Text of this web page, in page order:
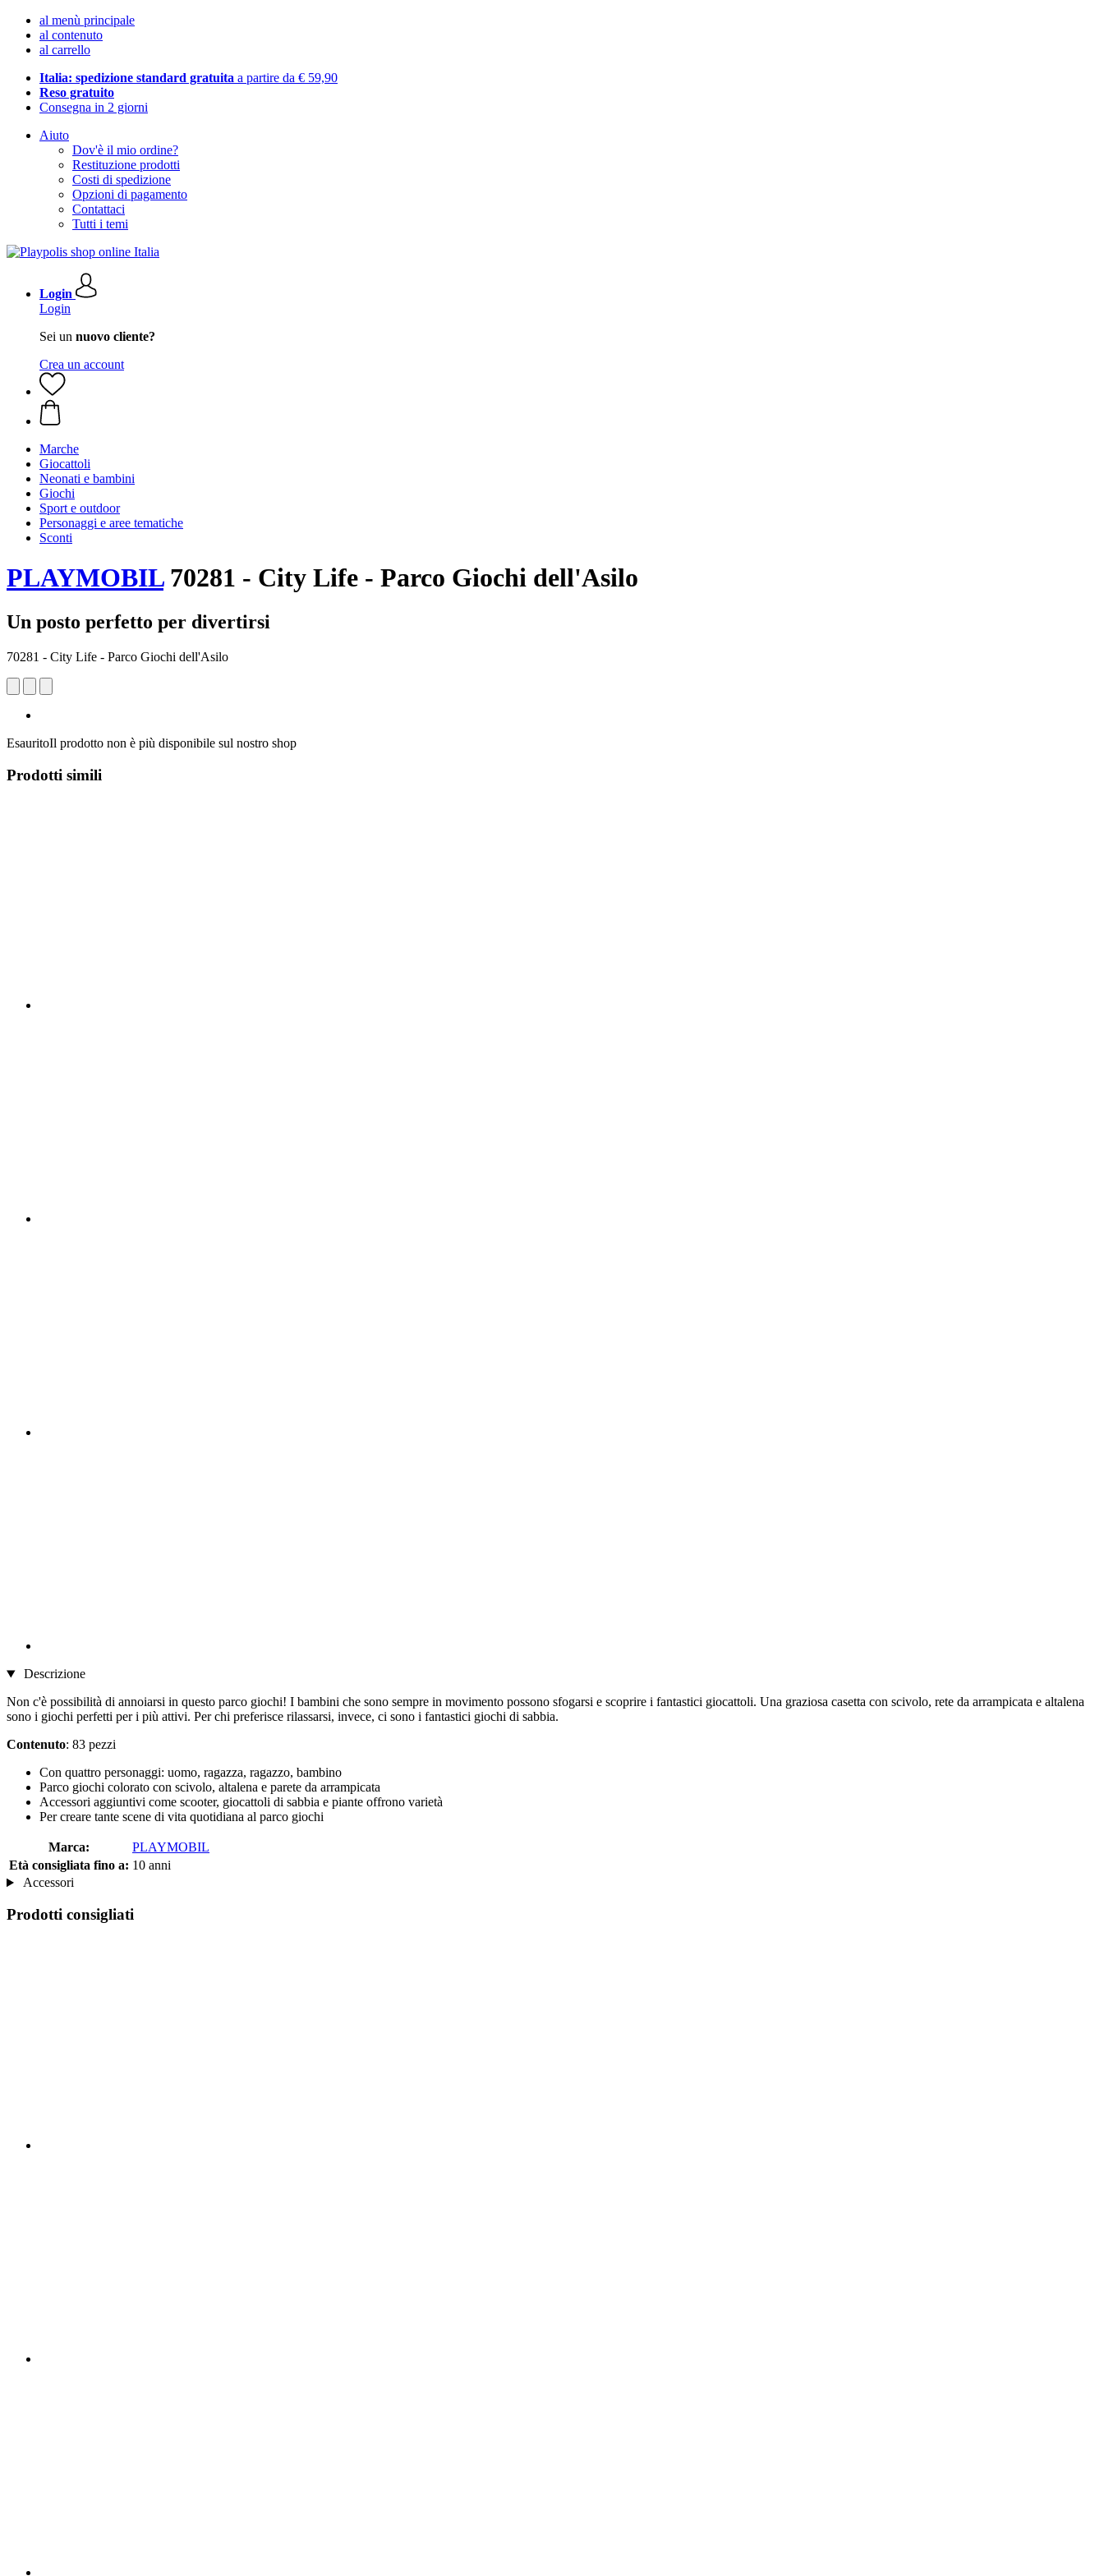
al menù principale
al contenuto
al carrello
Italia: spedizione standard gratuita a partire da € 59,90
Reso gratuito
Consegna in 2 giorni
Aiuto
Dov'è il mio ordine?
Restituzione prodotti
Costi di spedizione
Opzioni di pagamento
Contattaci
Tutti i temi
Login
Login
Sei un nuovo cliente?
Crea un account
Marche
Giocattoli
Neonati e bambini
Giochi
Sport e outdoor
Personaggi e aree tematiche
Sconti
PLAYMOBIL70281 - City Life - Parco Giochi dell'Asilo
Un posto perfetto per divertirsi
70281 - City Life - Parco Giochi dell'Asilo
EsauritoIl prodotto non è più disponibile sul nostro shop
Prodotti simili
Descrizione
Non c'è possibilità di annoiarsi in questo parco giochi! I bambini che sono sempre in movimento possono sfogarsi e scoprire i fantastici giocattoli. Una graziosa casetta con scivolo, rete da arrampicata e altalena
sono i giochi perfetti per i più attivi. Per chi preferisce rilassarsi, invece, ci sono i fantastici giochi di sabbia.
Contenuto: 83 pezzi
Con quattro personaggi: uomo, ragazza, ragazzo, bambino
Parco giochi colorato con scivolo, altalena e parete da arrampicata
Accessori aggiuntivi come scooter, giocattoli di sabbia e piante offrono varietà
Per creare tante scene di vita quotidiana al parco giochi
Marca:
PLAYMOBIL
Età consigliata fino a: 10 anni
Accessori
Prodotti consigliati